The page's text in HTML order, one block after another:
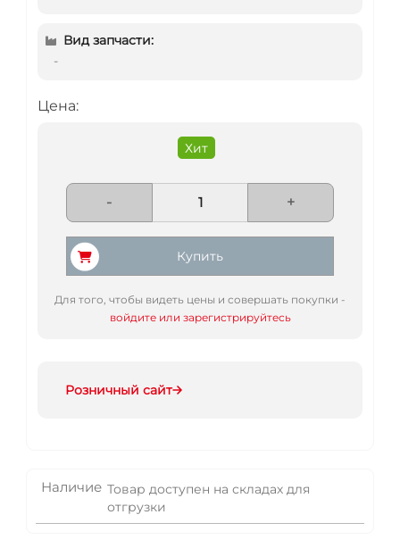
Вид запчасти:
-
Цена:
Хит
- +
Купить
Для того, чтобы видеть цены и совершать покупки -
войдите или зарегистрируйтесь
Розничный сайт
Наличие Товар доступен на складах для
отгрузки